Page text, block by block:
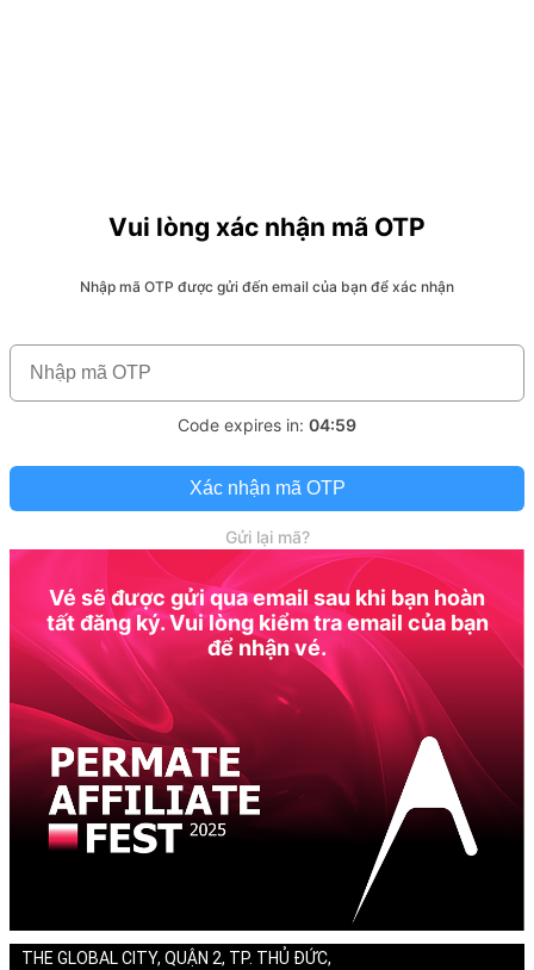
Vui lòng xác nhận mã OTP
Nhập mã OTP được gửi đến email của bạn để xác nhận
Code expires in: 04:59
Xác nhận mã OTP
Gửi lại mã?
Vé sẽ được gửi qua email sau khi bạn hoàn
tất đăng ký. Vui lòng kiểm tra email của bạn
để nhận vé.
THE GLOBAL CITY, QUẬN 2, TP. THỦ ĐỨC,